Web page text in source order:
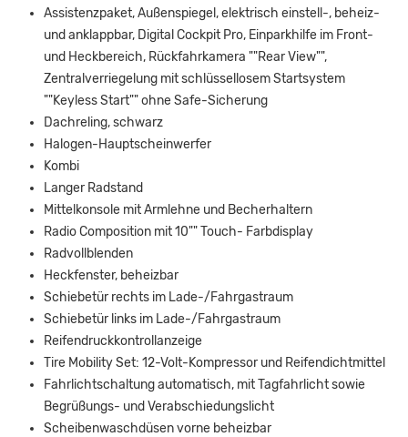
Assistenzpaket, Außenspiegel, elektrisch einstell-, beheiz-
und anklappbar, Digital Cockpit Pro, Einparkhilfe im Front-
und Heckbereich, Rückfahrkamera ""Rear View"",
Zentralverriegelung mit schlüssellosem Startsystem
""Keyless Start"" ohne Safe-Sicherung
Dachreling, schwarz
Halogen-Hauptscheinwerfer
Kombi
Langer Radstand
Mittelkonsole mit Armlehne und Becherhaltern
Radio Composition mit 10"" Touch- Farbdisplay
Radvollblenden
Heckfenster, beheizbar
Schiebetür rechts im Lade-/Fahrgastraum
Schiebetür links im Lade-/Fahrgastraum
Reifendruckkontrollanzeige
Tire Mobility Set: 12-Volt-Kompressor und Reifendichtmittel
Fahrlichtschaltung automatisch, mit Tagfahrlicht sowie
Begrüßungs- und Verabschiedungslicht
Scheibenwaschdüsen vorne beheizbar